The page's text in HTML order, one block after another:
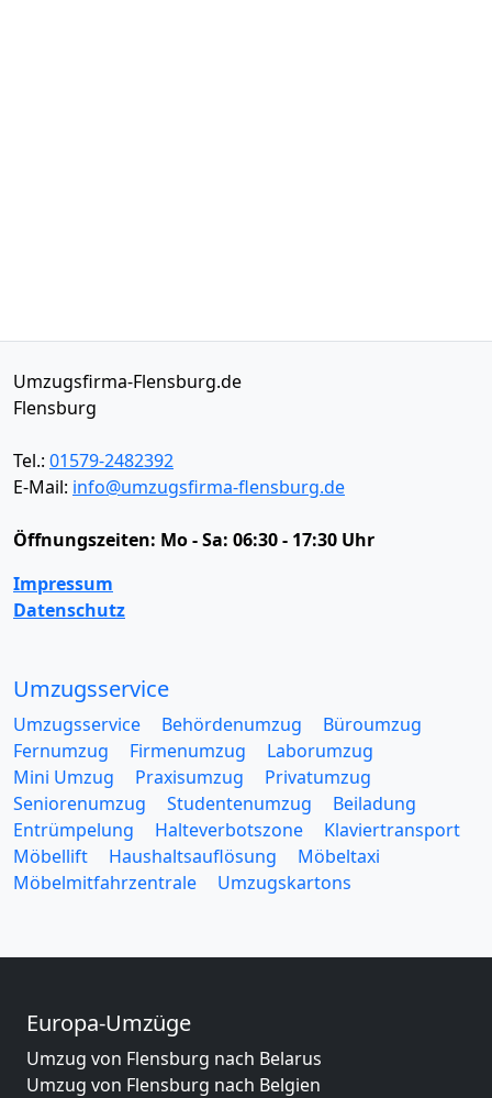
Umzugsfirma-Flensburg.de
Flensburg
Tel.: 01579-2482392
E-Mail: info@umzugsfirma-flensburg.de
Öffnungszeiten: Mo - Sa: 06:30 - 17:30 Uhr
Impressum
Datenschutz
Umzugsservice
Umzugsservice Behördenumzug
Büroumzug
Fernumzug
Firmenumzug
Laborumzug
Mini Umzug
Praxisumzug
Privatumzug
Seniorenumzug
Studentenumzug
Beiladung
Entrümpelung
Halteverbotszone
Klaviertransport
Möbellift
Haushaltsauflösung
Möbeltaxi
Möbelmitfahrzentrale
Umzugskartons
Europa-Umzüge
Umzug von Flensburg nach Belarus
Umzug von Flensburg nach Belgien